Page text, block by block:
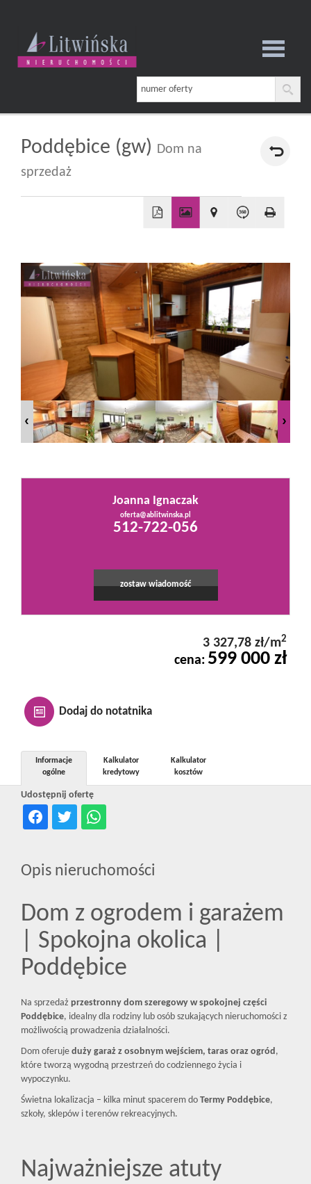
Strona
główna
Oferta
Mieszkania
Domy
Działki
Kontakt
dla
Poddębice (gw) Dom na
sprzedaż
−
Joanna Ignaczak
oferta@ablitwinska.pl
512-722-056
zostaw wiadomość
3 327,78 zł/m2
cena: 599 000 zł
Dodaj do notatnika
Udostępnij ofertę
Informacje
ogólne
Kalkulator
kredytowy
Kalkulator
kosztów
Opis nieruchomości
Dom z ogrodem i garażem
| Spokojna okolica |
Poddębice
Na sprzedaż przestronny dom szeregowy w spokojnej części
Poddębice, idealny dla rodziny lub osób szukających nieruchomości z
możliwością prowadzenia działalności.
Dom oferuje duży garaż z osobnym wejściem, taras oraz ogród,
które tworzą wygodną przestrzeń do codziennego życia i
wypoczynku.
Świetna lokalizacja – kilka minut spacerem do Termy Poddębice,
szkoły, sklepów i terenów rekreacyjnych.
Najważniejsze atuty